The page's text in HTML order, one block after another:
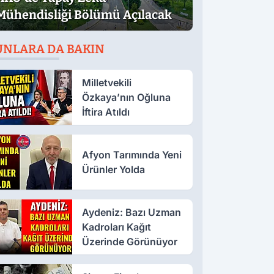
Bölümü Açılacak
DA BAKIN
Milletvekili
Özkaya’nın Oğluna
İftira Atıldı
Afyon Tarımında Yeni
Ürünler Yolda
Aydeniz: Bazı Uzman
Kadroları Kağıt
Üzerinde Görünüyor